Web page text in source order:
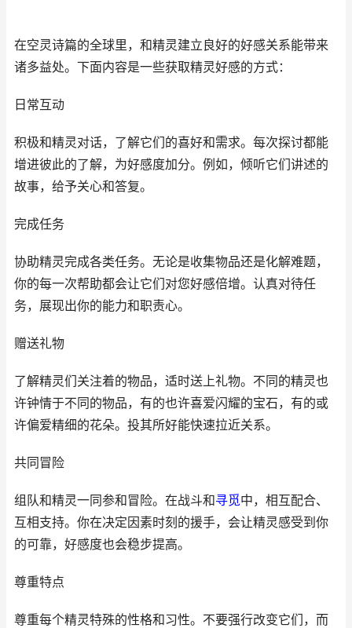
在空灵诗篇的全球里，和精灵建立良好的好感关系能带来
诸多益处。下面内容是一些获取精灵好感的方式：
日常互动
积极和精灵对话，了解它们的喜好和需求。每次探讨都能
增进彼此的了解，为好感度加分。例如，倾听它们讲述的
故事，给予关心和答复。
完成任务
协助精灵完成各类任务。无论是收集物品还是化解难题，
你的每一次帮助都会让它们对您好感倍增。认真对待任
务，展现出你的能力和职责心。
赠送礼物
了解精灵们关注着的物品，适时送上礼物。不同的精灵也
许钟情于不同的物品，有的也许喜爱闪耀的宝石，有的或
许偏爱精细的花朵。投其所好能快速拉近关系。
共同冒险
组队和精灵一同参和冒险。在战斗和寻觅中，相互配合、
互相支持。你在决定因素时刻的援手，会让精灵感受到你
的可靠，好感度也会稳步提高。
尊重特点
尊重每个精灵特殊的性格和习性。不要强行改变它们，而